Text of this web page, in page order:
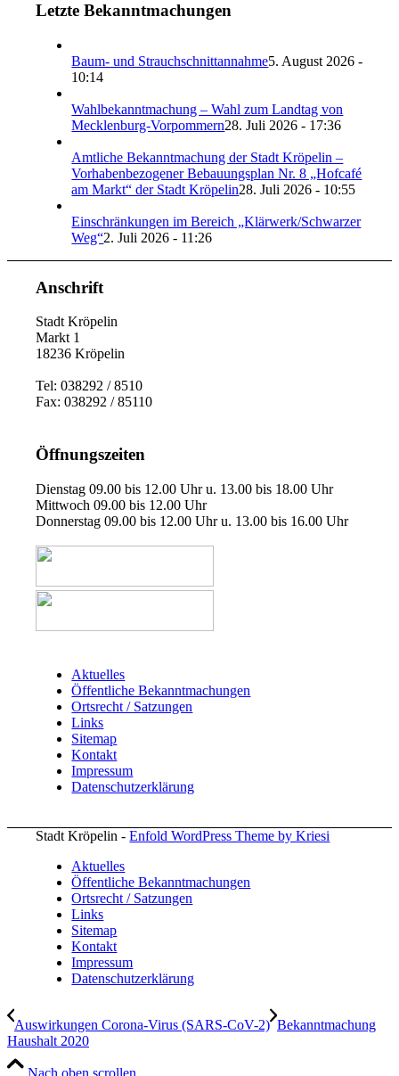
Letzte Bekanntmachungen
Baum- und Strauchschnittannahme5. August 2026 -
10:14
Wahlbekanntmachung – Wahl zum Landtag von
Mecklenburg-Vorpommern28. Juli 2026 - 17:36
Amtliche Bekanntmachung der Stadt Kröpelin –
Vorhabenbezogener Bebauungsplan Nr. 8 „Hofcafé
am Markt“ der Stadt Kröpelin28. Juli 2026 - 10:55
Einschränkungen im Bereich „Klärwerk/Schwarzer
Weg“2. Juli 2026 - 11:26
Anschrift
Stadt Kröpelin
Markt 1
18236 Kröpelin
Tel: 038292 / 8510
Fax: 038292 / 85110
Öffnungszeiten
Dienstag 09.00 bis 12.00 Uhr u. 13.00 bis 18.00 Uhr
Mittwoch 09.00 bis 12.00 Uhr
Donnerstag 09.00 bis 12.00 Uhr u. 13.00 bis 16.00 Uhr
Aktuelles
Öffentliche Bekanntmachungen
Ortsrecht / Satzungen
Links
Sitemap
Kontakt
Impressum
Datenschutzerklärung
Stadt Kröpelin -Enfold WordPress Theme by Kriesi
Aktuelles
Öffentliche Bekanntmachungen
Ortsrecht / Satzungen
Links
Sitemap
Kontakt
Impressum
Datenschutzerklärung
Auswirkungen Corona-Virus (SARS-CoV-2) Bekanntmachung
Haushalt 2020
Nach oben scrollen